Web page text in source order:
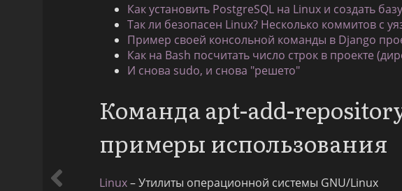
Как установить PostgreSQL на Linux и создать
Так ли безопасен Linux? Несколько коммитов с
Пример своей консольной команды в Django
Как на Bash посчитать число строк в проекте
И снова sudo, и снова "решето"
Команда apt-add-
примеры использования
Linux– Утилиты операционной системы GNU/Linux